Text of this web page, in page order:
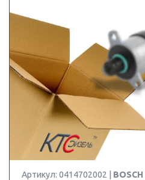
Артикул: 0414702002 | BOSCH